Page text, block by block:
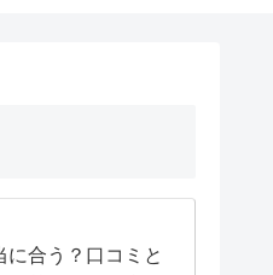
に合う？口コミと